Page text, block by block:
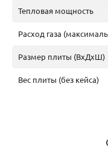
Тепловая мощность
Расход газа
Размер плиты (ВхДхШ)
Вес плиты (без кейса)